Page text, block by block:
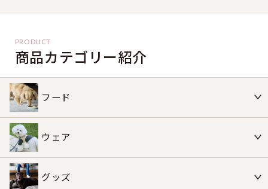
商品カテゴリー紹介
フード
ウェア
グッズ